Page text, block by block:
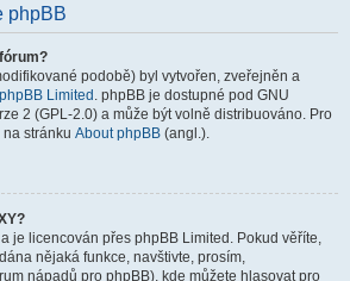
phpBB
podobě) byl vytvořen, zveřejněn a
phpBB Limited . phpBB je dostupné pod GNU
2 (GPL-2.0) a může být volně distribuováno. Pro
stránku About phpBB (angl.).
je licencován přes phpBB Limited. Pokud věříte,
nějaká funkce, navštivte, prosím,
nápadů pro phpBB), kde můžete hlasovat pro